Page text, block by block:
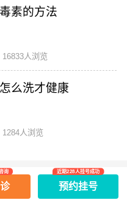
素的方法
16833人浏览
么洗才健康
1284人浏览
询
预约挂号
近期228人挂号成功